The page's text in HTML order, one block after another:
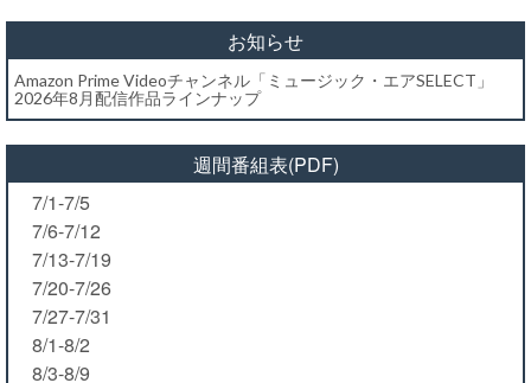
お知らせ
Amazon Prime Videoチャンネル「ミュージック・エアSELECT」
2026年8月配信作品ラインナップ
週間番組表(PDF)
7/1-7/5
7/6-7/12
7/13-7/19
7/20-7/26
7/27-7/31
8/1-8/2
8/3-8/9